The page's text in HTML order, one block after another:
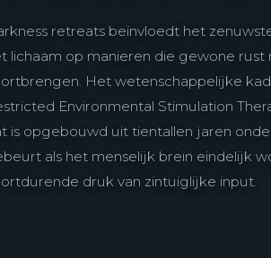
retreats beïnvloedt het
lichaam op manieren die gewone rust
Het wetenschappelijke
Environmental Stimulation
is opgebouwd uit tientallen jaren
als het menselijk brein eindelijk
druk van zintuiglijke input.